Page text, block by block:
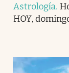
Astrología.
HOY,